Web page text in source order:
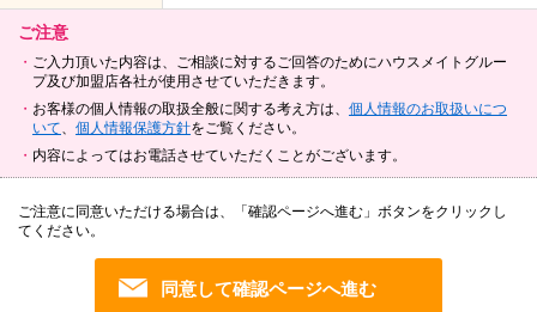
ご注意
ご入力頂いた内容は、ご相談に対するご回答のためにハウスメイトグルー
プ及び加盟店各社が使用させていただきます。
お客様の個人情報の取扱全般に関する考え方は、 個人情報のお取扱いにつ
いて、 個人情報保護方針をご覧ください。
内容によってはお電話させていただくことがございます。
ご注意に同意いただける場合は、「確認ページへ進む」ボタンをクリックし
てください。